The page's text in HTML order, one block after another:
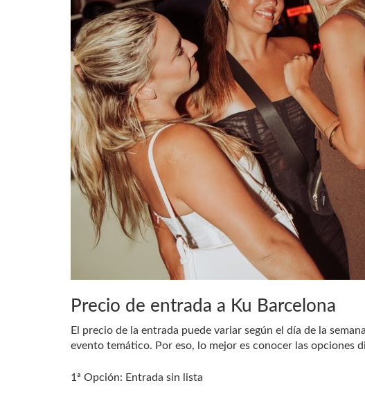
Precio de entrada a Ku Barcelona
El precio de la entrada puede variar según el día de la
evento temático. Por eso, lo mejor es conocer las opciones
1ª Opción: Entrada sin lista